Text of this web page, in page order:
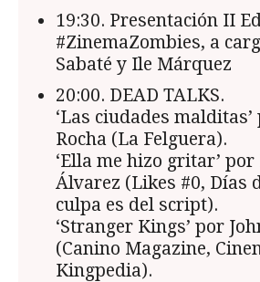
19:30. Presentación II
#ZinemaZombies, a
Sabaté y Ile Márquez
20:00. DEAD TALKS.
‘Las ciudades
Rocha (La Felguera).
‘Ella me hizo gritar’
Álvarez (Likes #0, Días
culpa es del script).
‘Stranger Kings’ por
(Canino Magazine,
Kingpedia).